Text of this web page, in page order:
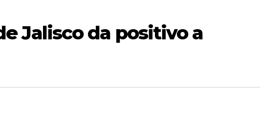
Jalisco da positivo a